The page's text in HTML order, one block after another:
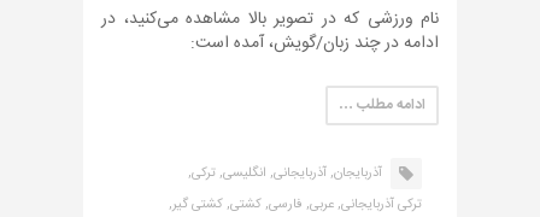
نام ورزشی که در تصویر بالا مشاهده می‌کنید، در
ادامه در چند زبان/گویش، آمده است:
ادامه مطلب …
آذربایجان,آذربایجانی, انگلیسی,ترکی,
ترکی آذربایجانی,عربی, فارسی,کشتی,کشتی گیر,